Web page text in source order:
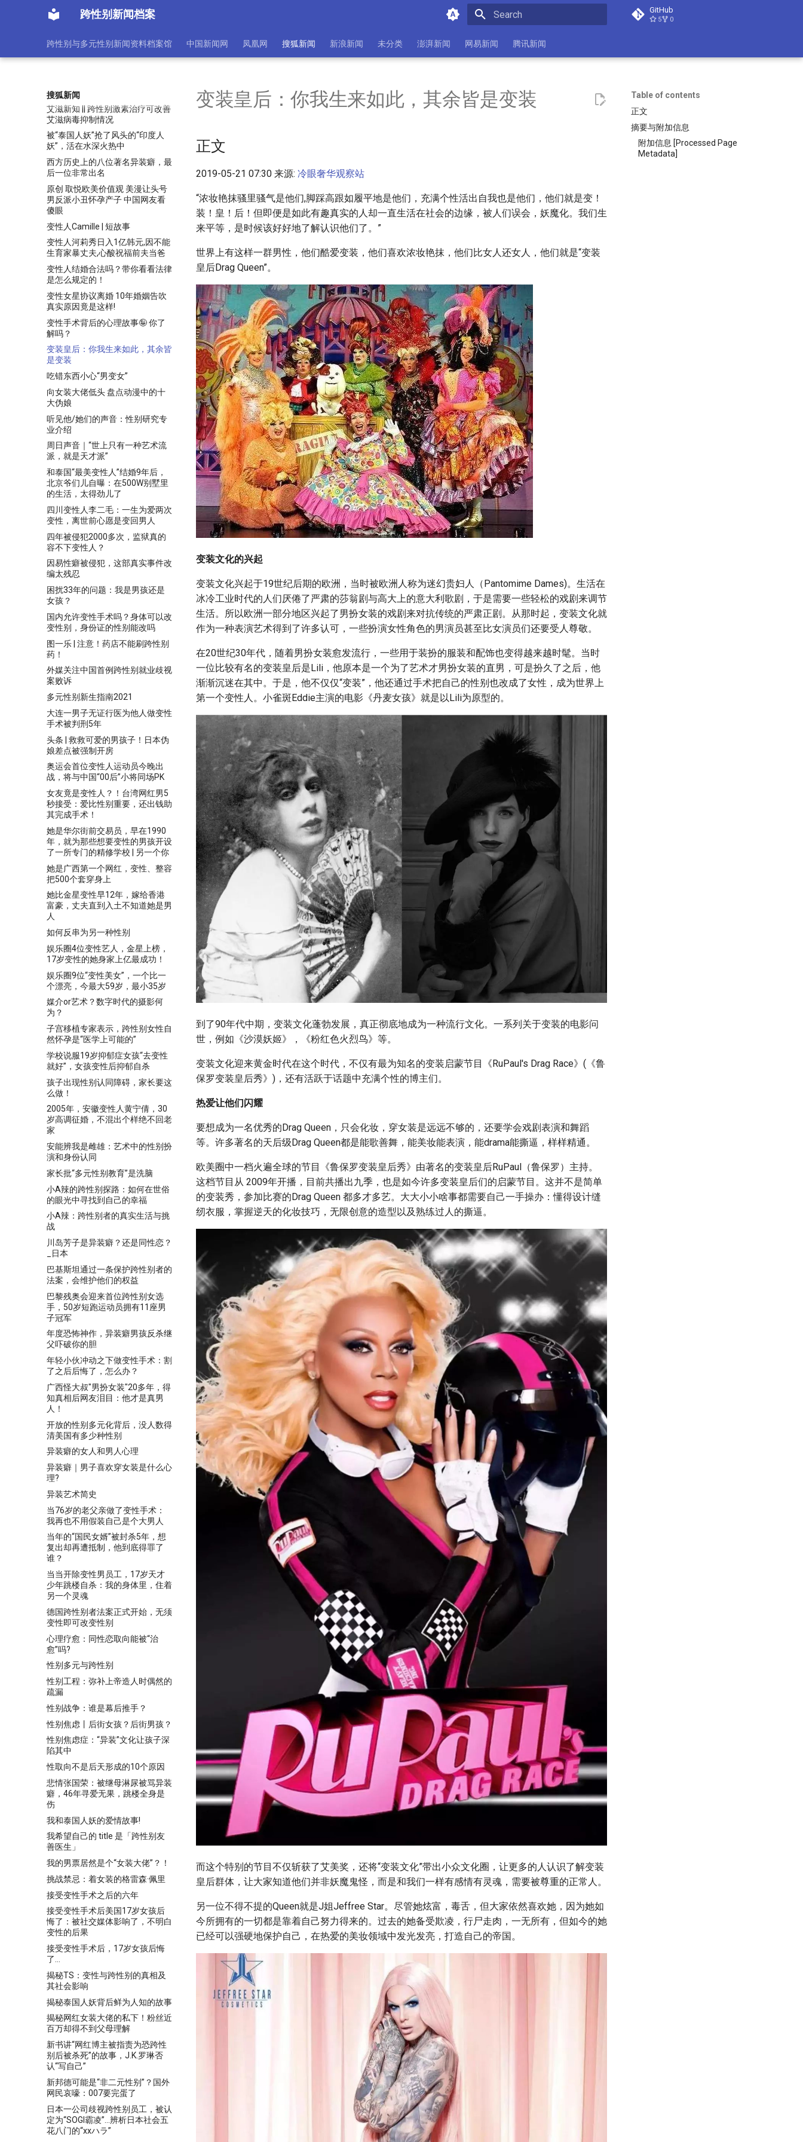
跨性别新闻档案 GitHub
5 0
跨性别与多元性别新闻资料档案馆 中国新闻网 凤凰网 搜狐新闻 新浪新闻 未分类 澎湃新闻 网易新闻 腾讯新闻
搜狐新闻
性别青少年的艾滋PrEP摄入率！
人士的歧视日益严峻！
跨事件”时间线深入整理
艾滋新知 || 跨性别激素治疗可改善
艾滋病毒抑制情况
被“泰国人妖”抢了风头的“印度人
妖”，活在水深火热中
西方历史上的八位著名异装癖，最
后一位非常出名
原创 取悦欧美价值观 美漫让头号
男反派小丑怀孕产子 中国网友看
傻眼
变性人Camille | 短故事
变性人河莉秀日入1亿韩元,因不能
生育家暴丈夫,心酸祝福前夫当爸
变性人结婚合法吗？带你看看法律
是怎么规定的！
变性女星协议离婚 10年婚姻告吹
真实原因竟是这样!
变性手术背后的心理故事🤪 你了
解吗？
变装皇后：你我生来如此，其余皆
是变装
吃错东西小心“男变女”
向女装大佬低头 盘点动漫中的十
大伪娘
听见他/她们的声音：性别研究专
业介绍
周日声音｜“世上只有一种艺术流
派，就是天才派”
和泰国“最美变性人”结婚9年后，
北京爷们儿自曝：在500W别墅里
的生活，太得劲儿了
四川变性人李二毛：一生为爱两次
变性，离世前心愿是变回男人
四年被侵犯2000多次，监狱真的
容不下变性人？
因易性癖被侵犯，这部真实事件改
编太残忍
困扰33年的问题：我是男孩还是
女孩？
国内允许变性手术吗？身体可以改
变性别，身份证的性别能改吗
图一乐 | 注意！药店不能刷跨性别
药！
外媒关注中国首例跨性别就业歧视
案败诉
多元性别新生指南2021
大连一男子无证行医为他人做变性
手术被判刑5年
头条 | 救救可爱的男孩子！日本伪
娘差点被强制开房
奥运会首位变性人运动员今晚出
战，将与中国“00后”小将同场PK
女友竟是变性人？！台湾网红男5
秒接受：爱比性别重要，还出钱助
其完成手术！
她是华尔街前交易员，早在1990
年，就为那些想要变性的男孩开设
了一所专门的精修学校 | 另一个你
她是广西第一个网红，变性、整容
把500个套穿身上
她比金星变性早12年，嫁给香港
富豪，丈夫直到入土不知道她是男
人
如何反串为另一种性别
娱乐圈4位变性艺人，金星上榜，
17岁变性的她身家上亿最成功！
娱乐圈9位“变性美女”，一个比一
个漂亮，今最大59岁，最小35岁
媒介or艺术？数字时代的摄影何
为？
子宫移植专家表示，跨性别女性自
然怀孕是“医学上可能的”
学校说服19岁抑郁症女孩“去变性
就好”，女孩变性后抑郁自杀
孩子出现性别认同障碍，家长要这
么做！
2005年，安徽变性人黄宁倩，30
岁高调征婚，不混出个样绝不回老
家
安能辨我是雌雄：艺术中的性别扮
演和身份认同
家长批“多元性别教育”是洗脑
小A辣的跨性别探路：如何在世俗
的眼光中寻找到自己的幸福
小A辣：跨性别者的真实生活与挑
战
川岛芳子是异装癖？还是同性恋？
_日本
巴基斯坦通过一条保护跨性别者的
法案，会维护他们的权益
巴黎残奥会迎来首位跨性别女选
手，50岁短跑运动员拥有11座男
子冠军
年度恐怖神作，异装癖男孩反杀继
父吓破你的胆
年轻小伙冲动之下做变性手术：割
了之后后悔了，怎么办？
广西怪大叔"男扮女装"20多年，得
知真相后网友泪目：他才是真男
人！
开放的性别多元化背后，没人数得
清美国有多少种性别
异装癖的女人和男人心理
异装癖｜男子喜欢穿女装是什么心
理?
异装艺术简史
当76岁的老父亲做了变性手术：
我再也不用假装自己是个大男人
当年的“国民女婿”被封杀5年，想
复出却再遭抵制，他到底得罪了
谁？
当当开除变性男员工，17岁天才
少年跳楼自杀：我的身体里，住着
另一个灵魂
德国跨性别者法案正式开始，无须
变性即可改变性别
心理疗愈：同性恋取向能被“治
愈”吗?
性别多元与跨性别
性别工程：弥补上帝造人时偶然的
疏漏
性别战争：谁是幕后推手？
性别焦虑丨后街女孩？后街男孩？
性别焦虑症：“异装”文化让孩子深
陷其中
性取向不是后天形成的10个原因
悲情张国荣：被继母淋尿被骂异装
癖，46年寻爱无果，跳楼全身是
伤
我和泰国人妖的爱情故事!
我希望自己的 title 是「跨性别友
善医生」
我的男票居然是个“女装大佬”？！
挑战禁忌：着女装的格雷森·佩里
接受变性手术之后的六年
接受变性手术后美国17岁女孩后
悔了：被社交媒体影响了，不明白
变性的后果
接受变性手术后，17岁女孩后悔
了…
揭秘TS：变性与跨性别的真相及
其社会影响
揭秘泰国人妖背后鲜为人知的故事
揭秘网红女装大佬的私下！粉丝近
百万却得不到父母理解
新书讲“网红博主被指责为恐跨性
别后被杀死”的故事，J.K.罗琳否
认“写自己”
新邦德可能是“非二元性别”？国外
网民哀嚎：007要完蛋了
日本一公司歧视跨性别员工，被认
定为“SOGI霸凌”…辨析日本社会五
花八门的“xxハラ”
Table of contents
正文
摘要与附加信息
附加信息 [Processed Page
Metadata]
变装皇后：你我生来如此，其余皆是变装
正文
2019-05-21 07:30 来源: 冷眼奢华观察站
“浓妆艳抹骚里骚气是他们,脚踩高跟如履平地是他们，充满个性活出自我也是他们，他们就是变！
装！皇！后！但即便是如此有趣真实的人却一直生活在社会的边缘，被人们误会，妖魔化。我们生
来平等，是时候该好好地了解认识他们了。”
世界上有这样一群男性，他们酷爱变装，他们喜欢浓妆艳抹，他们比女人还女人，他们就是“变装
皇后Drag Queen”。
变装文化的兴起
变装文化兴起于19世纪后期的欧洲，当时被欧洲人称为迷幻贵妇人（Pantomime Dames)。生活在
冰冷工业时代的人们厌倦了严肃的莎翁剧与高大上的意大利歌剧，于是需要一些轻松的戏剧来调节
生活。所以欧洲一部分地区兴起了男扮女装的戏剧来对抗传统的严肃正剧。从那时起，变装文化就
作为一种表演艺术得到了许多认可，一些扮演女性角色的男演员甚至比女演员们还要受人尊敬。
在20世纪30年代，随着男扮女装愈发流行，一些用于装扮的服装和配饰也变得越来越时髦。当时
一位比较有名的变装皇后是Lili，他原本是一个为了艺术才男扮女装的直男，可是扮久了之后，他
渐渐沉迷在其中。于是，他不仅仅“变装”，他还通过手术把自己的性别也改成了女性，成为世界上
第一个变性人。小雀斑Eddie主演的电影《丹麦女孩》就是以Lili为原型的。
到了90年代中期，变装文化蓬勃发展，真正彻底地成为一种流行文化。一系列关于变装的电影问
世，例如《沙漠妖姬》，《粉红色火烈鸟》等。
变装文化迎来黄金时代在这个时代，不仅有最为知名的变装启蒙节目《RuPaul's Drag Race》(《鲁
保罗变装皇后秀》)，还有活跃于话题中充满个性的博主们。
热爱让他们闪耀
要想成为一名优秀的Drag Queen，只会化妆，穿女装是远远不够的，还要学会戏剧表演和舞蹈
等。许多著名的天后级Drag Queen都是能歌善舞，能美妆能表演，能drama能撕逼，样样精通。
欧美圈中一档火遍全球的节目《鲁保罗变装皇后秀》由著名的变装皇后RuPaul（鲁保罗）主持。
这档节目从 2009年开播，目前共播出九季，也是如今许多变装皇后们的启蒙节目。这并不是简单
的变装秀，参加比赛的Drag Queen 都多才多艺。大大小小啥事都需要自己一手操办：懂得设计缝
纫衣服，掌握逆天的化妆技巧，无限创意的造型以及熟练过人的撕逼。
而这个特别的节目不仅斩获了艾美奖，还将“变装文化”带出小众文化圈，让更多的人认识了解变装
皇后群体，让大家知道他们并非妖魔鬼怪，而是和我们一样有感情有灵魂，需要被尊重的正常人。
另一位不得不提的Queen就是J姐Jeffree Star。尽管她炫富，毒舌，但大家依然喜欢她，因为她如
今所拥有的一切都是靠着自己努力得来的。过去的她备受欺凌，行尸走肉，一无所有，但如今的她
已经可以强硬地保护自己，在热爱的美妆领域中发光发亮，打造自己的帝国。